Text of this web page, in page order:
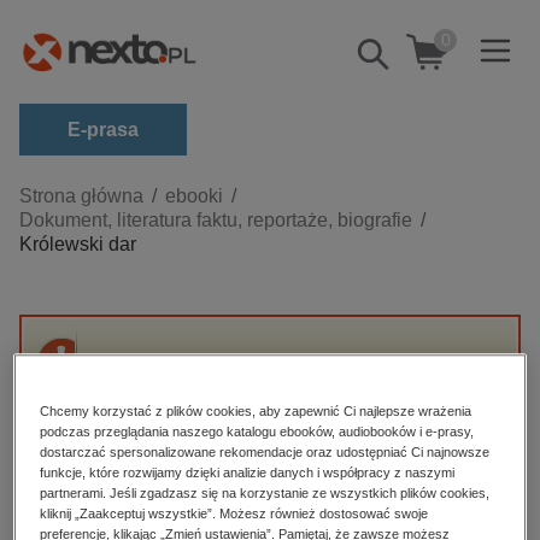
Pokaż/schowaj
wyszukiwarkę
0
E-prasa
Kategorie
Zobacz wszystkie E-prasa
biznesowe, branżowe, gospodarka
darmowe wydania
edukacja
hobby, sport, rozrywka
komputery, internet, technologie, informatyka
Strona główna
ebooki
Dokument, literatura faktu, reportaże, biografie
Królewski dar
High-contrast mode
Polecane
Chcemy korzystać z plików cookies, aby zapewnić Ci najlepsze wrażenia
podczas przeglądania naszego katalogu ebooków, audiobooków i e-prasy,
dostarczać spersonalizowane rekomendacje oraz udostępniać Ci najnowsze
funkcje, które rozwijamy dzięki analizie danych i współpracy z naszymi
partnerami. Jeśli zgadzasz się na korzystanie ze wszystkich plików cookies,
kliknij „Zaakceptuj wszystkie”. Możesz również dostosować swoje
preferencje, klikając „Zmień ustawienia”. Pamiętaj, że zawsze możesz